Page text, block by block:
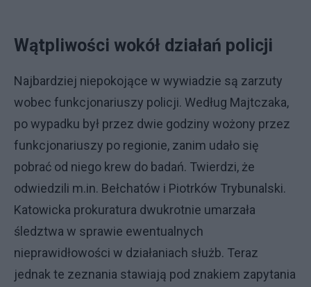
Wątpliwości wokół działań policji
Najbardziej niepokojące w wywiadzie są zarzuty
wobec funkcjonariuszy policji. Według Majtczaka,
po wypadku był przez dwie godziny wożony przez
funkcjonariuszy po regionie, zanim udało się
pobrać od niego krew do badań. Twierdzi, że
odwiedzili m.in. Bełchatów i Piotrków Trybunalski.
Katowicka prokuratura dwukrotnie umarzała
śledztwa w sprawie ewentualnych
nieprawidłowości w działaniach służb. Teraz
jednak te zeznania stawiają pod znakiem zapytania